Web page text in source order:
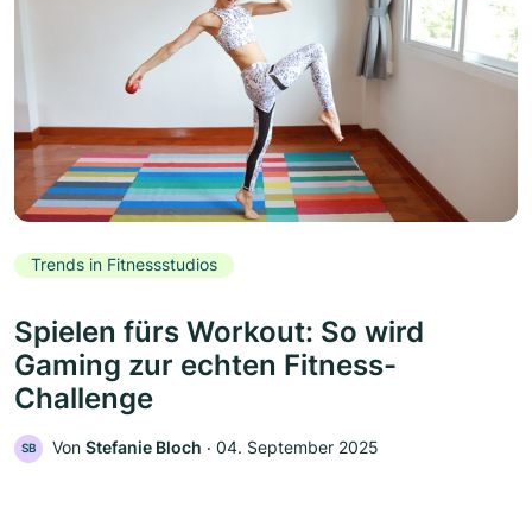
Trends in Fitnessstudios
Spielen fürs Workout: So wird
Gaming zur echten Fitness-
Challenge
SB Von Stefanie Bloch ‧ 04. September 2025